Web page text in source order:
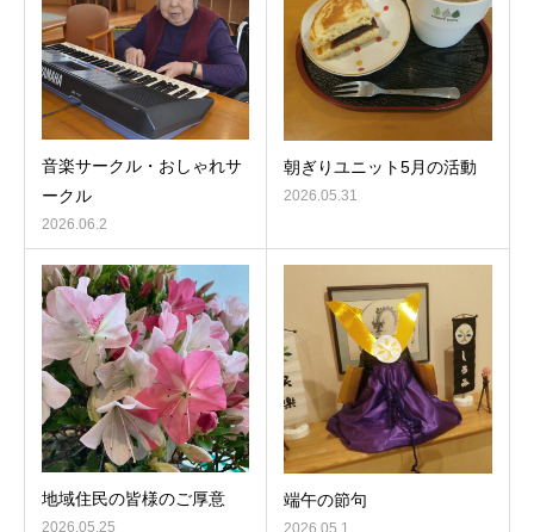
音楽サークル・おしゃれサ
ークル
2026.06.2
朝ぎりユニット5月の活動
2026.05.31
地域住民の皆様のご厚意
2026.05.25
端午の節句
2026.05.1